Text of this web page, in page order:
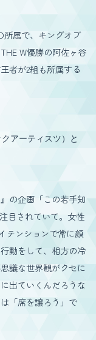
所属で、キングオブ
W優勝の阿佐ヶ谷
者が2組も所属する
アーティスツ）と
の企画「この若手知
目されていて。女性
テンションで常に顔
動をして、相方の冷
議な世界観がクセに
出ていくんだろうな
「席を譲ろう」で